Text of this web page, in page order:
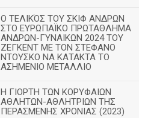
Ο ΤΕΛΙΚΌΣ ΤΟΥ ΣΚΙΦ ΑΝΔΡΩΝ
ΣΤΟ ΕΥΡΩΠΑΪΚΟ ΠΡΩΤΑΘΛΗΜΑ
ΑΝΔΡΩΝ-ΓΥΝΑΙΚΩΝ 2024 ΤΟΥ
ΖΕΓΚΕΝΤ ΜΕ ΤΟΝ ΣΤΕΦΑΝΟ
ΝΤΟΥΣΚΟ ΝΑ ΚΑΤΑΚΤΑ ΤΟ
ΑΣΗΜΕΝΙΟ ΜΕΤΑΛΛΙΟ
Η ΓΙΟΡΤΗ ΤΩΝ ΚΟΡΥΦΑΙΩΝ
ΑΘΛΗΤΩΝ-ΑΘΛΗΤΡΙΩΝ ΤΗΣ
ΠΕΡΑΣΜΕΝΗΣ ΧΡΟΝΙΑΣ (2023)